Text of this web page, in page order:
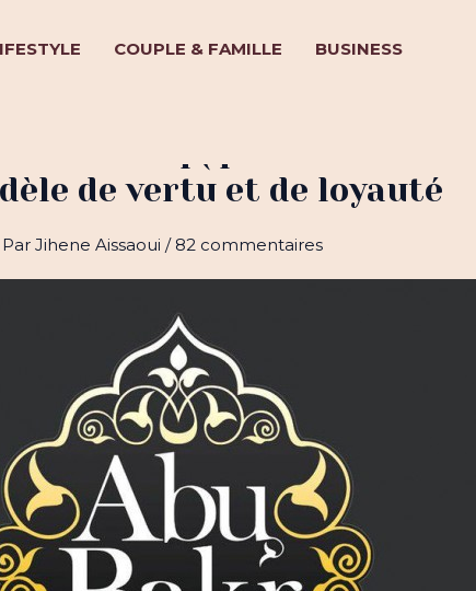
COUPLE & FAMILLE BUSINESS
al-Siddîq (qu’Allah soit
de vertu et de loyauté
Jihene Aissaoui / 82 commentaires